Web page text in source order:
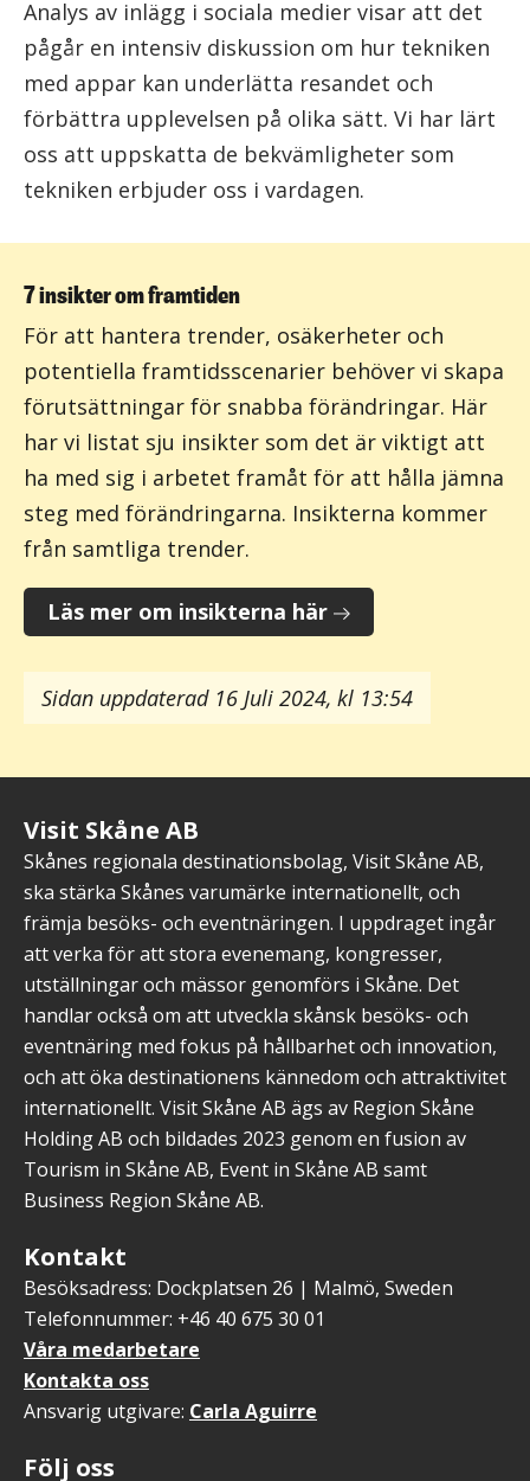
Analys av inlägg i sociala medier visar att det
pågår en intensiv diskussion om hur tekniken
med appar kan underlätta resandet och
förbättra upplevelsen på olika sätt. Vi har lärt
oss att uppskatta de bekvämligheter som
tekniken erbjuder oss i vardagen.
7 insikter om framtiden
För att hantera trender, osäkerheter och
potentiella framtidsscenarier behöver vi skapa
förutsättningar för snabba förändringar. Här
har vi listat sju insikter som det är viktigt att
ha med sig i arbetet framåt för att hålla jämna
steg med förändringarna. Insikterna kommer
från samtliga trender.
Läs mer om insikterna här
Sidan uppdaterad 16 Juli 2024, kl 13:54
Visit Skåne AB
Skånes regionala destinationsbolag, Visit Skåne AB,
ska stärka Skånes varumärke internationellt, och
främja besöks- och eventnäringen. I uppdraget ingår
att verka för att stora evenemang, kongresser,
utställningar och mässor genomförs i Skåne. Det
handlar också om att utveckla skånsk besöks- och
eventnäring med fokus på hållbarhet och innovation,
och att öka destinationens kännedom och attraktivitet
internationellt. Visit Skåne AB ägs av Region Skåne
Holding AB och bildades 2023 genom en fusion av
Tourism in Skåne AB, Event in Skåne AB samt
Business Region Skåne AB.
Kontakt
Besöksadress: Dockplatsen 26 | Malmö, Sweden
Telefonnummer: +46 40 675 30 01
Våra medarbetare
Kontakta oss
Ansvarig utgivare: Carla Aguirre
Följ oss